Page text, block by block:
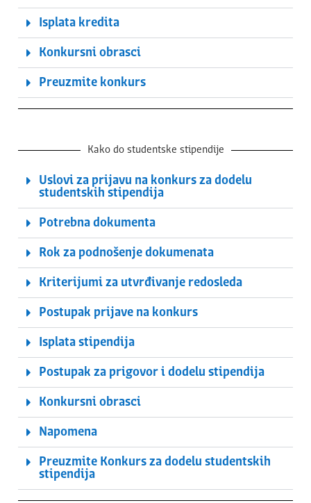
Isplata kredita
Konkursni obrasci
Preuzmite konkurs
Kako do studentske stipendije
Uslovi za prijavu na konkurs za dodelu
studentskih stipendija
Potrebna dokumenta
Rok za podnošenje dokumenata
Kriterijumi za utvrđivanje redosleda
Postupak prijave na konkurs
Isplata stipendija
Postupak za prigovor i dodelu stipendija
Konkursni obrasci
Napomena
Preuzmite Konkurs za dodelu studentskih
stipendija